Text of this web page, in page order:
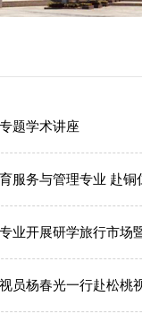
题学术讲座
服务与管理专业 赴
业开展研学旅行市场
员杨春光一行赴松桃